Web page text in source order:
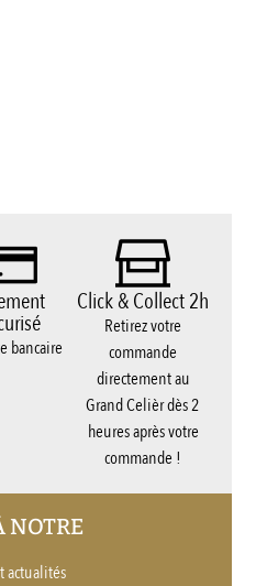
bancaire
Click & Collect 2h
Retirez votre
commande
directement au
Grand Celièr dès 2
heures après votre
commande !
NOTRE
actualités